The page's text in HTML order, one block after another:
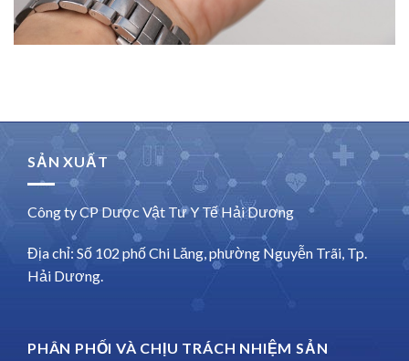
SẢN XUẤT
Công ty CP Dược Vật Tư Y Tế Hải Dương
Địa chỉ: Số 102 phố Chi Lăng, phường Nguyễn Trãi, Tp.
Hải Dương.
PHÂN PHỐI VÀ CHỊU TRÁCH NHIỆM SẢN